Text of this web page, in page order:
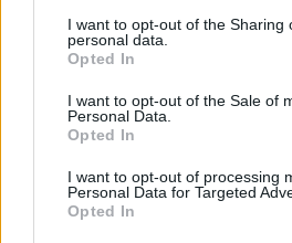
not limited to your visit or usage
grant or deny consent to Google
use your data for below specified
consent section.
I want to opt-out of the Sharing
personal data.
Opted In
I want to opt-out of the Sale of
Personal Data.
Opted In
I want to opt-out of processing
Personal Data for Targeted
Opted In
Jeśli jesteś kibicem klubu Karpaty
tutaj częściej. Nasz serwis regularnie
meczów, wynikach, transferach i
piłkarskichw województwie. Sprawdź
bądź na bieżąco z wydarzeniami z boisk!
Karpaty Klimkówka - Przełom
kolejki - Krosno > Klasa Okręgowa.